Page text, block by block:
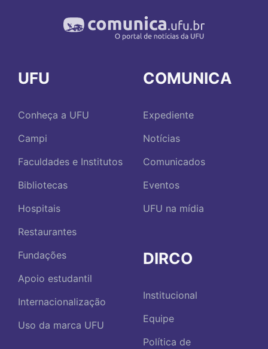
UFU
Conheça a UFU
Campi
Faculdades e Institutos
Bibliotecas
Hospitais
Restaurantes
Fundações
Apoio estudantil
Internacionalização
Uso da marca UFU
COMUNICA
Expediente
Notícias
Comunicados
Eventos
UFU na mídia
DIRCO
Institucional
Equipe
Política de